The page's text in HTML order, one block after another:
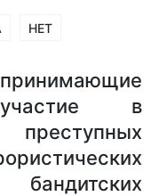
НЕТ
участие в